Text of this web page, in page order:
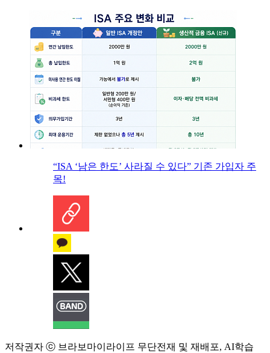
“ISA ‘남은 한도’ 사라질 수 있다” 기존 가입자 주
목!
저작권자 ⓒ 브라보마이라이프 무단전재 및 재배포, AI학습